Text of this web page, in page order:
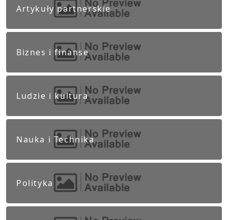
Artykuły partnerskie
Biznes i finanse
Ludzie i kultura
Nauka i Technika
Polityka